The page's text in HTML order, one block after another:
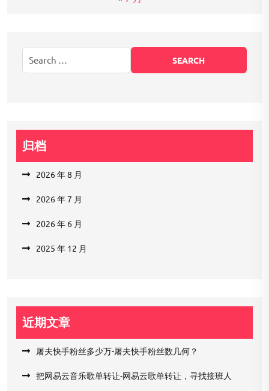
归档
2026 年 8 月
2026 年 7 月
2026 年 6 月
2025 年 12 月
近期文章
屠夫快手粉丝多少万-屠夫快手粉丝数几何？
把网易云音乐歌单转让-网易云歌单转让，寻找接班人